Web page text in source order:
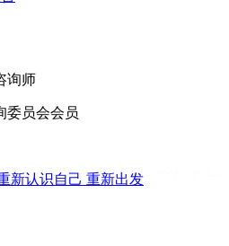
询师
委员会会员
成都心理辅导
青少年心理咨询机构